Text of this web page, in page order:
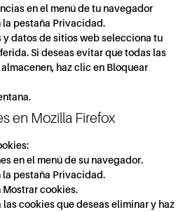
en el menú de tu navegador
la pestaña Privacidad.
y datos de sitios web selecciona tu
Si deseas evitar que todas las
haz clic en Bloquear
en Mozilla Firefox
en el menú de su navegador.
la pestaña Privacidad.
Mostrar cookies.
las cookies que deseas eliminar y haz